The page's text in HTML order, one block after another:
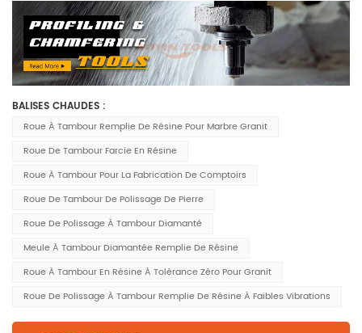
BALISES CHAUDES :
Roue À Tambour Remplie De Résine Pour Marbre Granit
Roue De Tambour Farcie En Résine
Roue À Tambour Pour La Fabrication De Comptoirs
Roue De Tambour De Polissage De Pierre
Roue De Polissage À Tambour Diamanté
Meule À Tambour Diamantée Remplie De Résine
Roue À Tambour En Résine À Tolérance Zéro Pour Granit
Roue De Polissage À Tambour Remplie De Résine À Faibles Vibrations